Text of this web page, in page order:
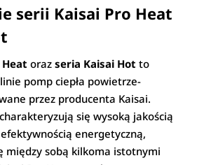
serii Kaisai Pro Heat
Heat orazseria Kaisai Hot to
pomp ciepła powietrze-
przez producenta Kaisai.
się wysoką jakością
energetyczną,
między sobą kilkoma istotnymi